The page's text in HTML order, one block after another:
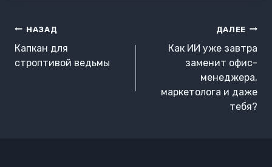
Навигация
по
записям
НАЗАД
Капкан для
строптивой ведьмы
ДАЛЕЕ
Как ИИ уже завтра
заменит офис-
менеджера,
маркетолога и даже
тебя?